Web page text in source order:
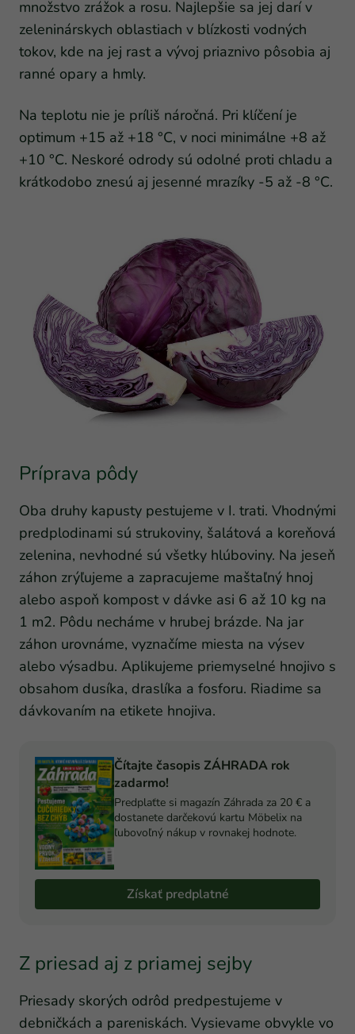
množstvo zrážok a rosu. Najlepšie sa jej darí v
zeleninárskych oblastiach v blízkosti vodných
tokov, kde na jej rast a vývoj priaznivo pôsobia aj
ranné opary a hmly.
Na teplotu nie je príliš náročná. Pri klíčení je
optimum +15 až +18 °C, v noci minimálne +8 až
+10 °C. Neskoré odrody sú odolné proti chladu a
krátkodobo znesú aj jesenné mrazíky -5 až -8 °C.
Príprava pôdy
Oba druhy kapusty pestujeme v I. trati. Vhodnými
predplodinami sú strukoviny, šalátová a koreňová
zelenina, nevhodné sú všetky hlúboviny. Na jeseň
záhon zrýľujeme a zapracujeme maštaľný hnoj
alebo aspoň kompost v dávke asi 6 až 10 kg na
1 m2. Pôdu necháme v hrubej brázde. Na jar
záhon urovnáme, vyznačíme miesta na výsev
alebo výsadbu. Aplikujeme priemyselné hnojivo s
obsahom dusíka, draslíka a fosforu. Riadime sa
dávkovaním na etikete hnojiva.
Čítajte časopis ZÁHRADA rok
zadarmo!
Predplaťte si magazín Záhrada za 20 € a
dostanete darčekovú kartu Möbelix na
ľubovoľný nákup v rovnakej hodnote.
Získať predplatné
Z priesad aj z priamej sejby
Priesady skorých odrôd predpestujeme v
debničkách a pareniskách. Vysievame obvykle vo